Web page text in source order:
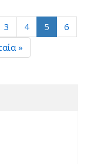
3 4 5
6
»
filter